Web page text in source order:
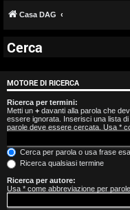
A
r
g
o
m
e
n
Casa DAG
Cerca
MOTORE DI RICERCA
Ricerca per termini:
Metti un + davanti alla parola che
essere ignorata. Inserisci una lista
parole deve essere cercata. Usa *
Cerca per parola o usa frase
Ricerca qualsiasi termine
Ricerca per autore:
Usa * come abbreviazione per